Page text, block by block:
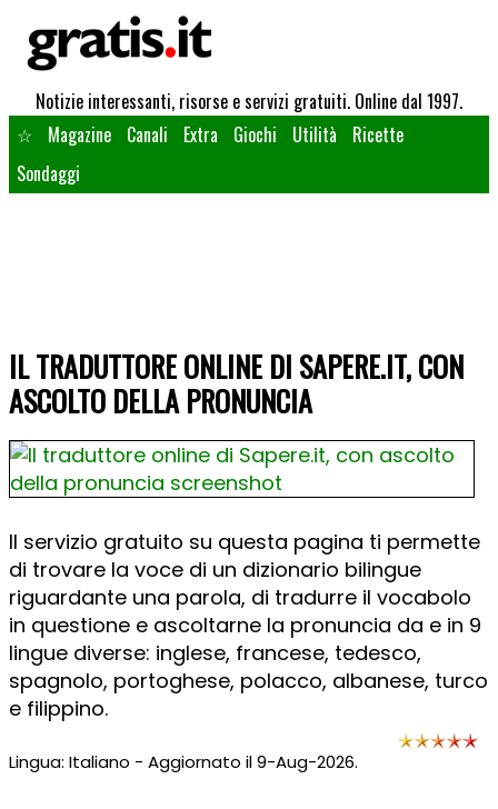
Notizie interessanti, risorse e servizi gratuiti. Online dal 1997.
☆
Magazine Canali Extra Giochi Utilità
Ricette
Sondaggi
IL TRADUTTORE ONLINE DI SAPERE.IT, CON
ASCOLTO DELLA PRONUNCIA
Il servizio gratuito su questa pagina ti permette
di trovare la voce di un dizionario bilingue
riguardante una parola, di tradurre il vocabolo
in questione e ascoltarne la pronuncia da e in 9
lingue diverse: inglese, francese, tedesco,
spagnolo, portoghese, polacco, albanese, turco
e filippino.
Lingua: Italiano - Aggiornato il 9-Aug-2026.